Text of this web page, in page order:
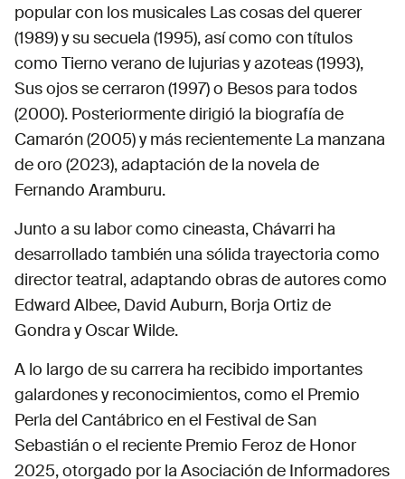
popular con los musicales Las cosas del querer
(1989) y su secuela (1995), así como con títulos
como Tierno verano de lujurias y azoteas (1993),
Sus ojos se cerraron (1997) o Besos para todos
(2000). Posteriormente dirigió la biografía de
Camarón (2005) y más recientemente La manzana
de oro (2023), adaptación de la novela de
Fernando Aramburu.
Junto a su labor como cineasta, Chávarri ha
desarrollado también una sólida trayectoria como
director teatral, adaptando obras de autores como
Edward Albee, David Auburn, Borja Ortiz de
Gondra y Oscar Wilde.
A lo largo de su carrera ha recibido importantes
galardones y reconocimientos, como el Premio
Perla del Cantábrico en el Festival de San
Sebastián o el reciente Premio Feroz de Honor
2025, otorgado por la Asociación de Informadores